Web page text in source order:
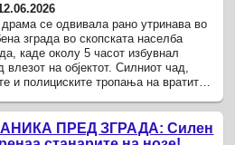
драма се одвивала рано утринава во
зграда во скопската населба
каде околу 5 часот избувнал
влезот на објектот. Силниот чад,
и полициските тропања на вратите
ПРЕД ЗГРАДА: Силен